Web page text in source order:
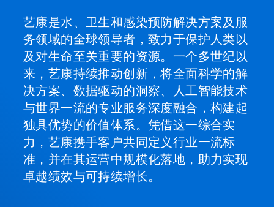
艺康是水、卫生和感染预防解决方案及服
务领域的全球领导者，致力于保护人类以
及对生命至关重要的资源。一个多世纪以
来，艺康持续推动创新，将全面科学的解
决方案、数据驱动的洞察、人工智能技术
与世界一流的专业服务深度融合，构建起
独具优势的价值体系。凭借这一综合实
力，艺康携手客户共同定义行业一流标
准，并在其运营中规模化落地，助力实现
卓越绩效与可持续增长。